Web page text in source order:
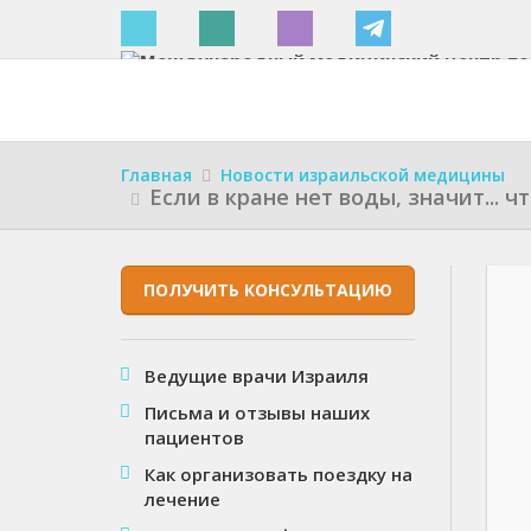
Главная Новости израильской медицины
Если в кране нет воды, значит...
ПОЛУЧИТЬ КОНСУЛЬТАЦИЮ
Ведущие врачи Израиля
Письма и отзывы наших
пациентов
Как организовать поездку на
лечение